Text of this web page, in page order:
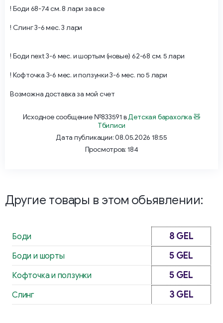
! Боди 68-74 см. 8 лари за все
! Слинг 3-6 мес. 3 лари
! Боди next 3-6 мес. и шортым (новые) 62-68 см. 5 лари
! Кофточка 3-6 мес. и ползунки 3-6 мес. по 5 лари
Возможна доставка за мой счет
Исходное сообщение №833591 вДетская барахолка 🧸
Тбилиси
Дата публикации: 08.05.2026 18:55
Просмотров: 184
Другие товары в этом обьявлении:
Боди 8 GEL
Боди и шорты 5 GEL
Кофточка и ползунки 5 GEL
Слинг 3 GEL